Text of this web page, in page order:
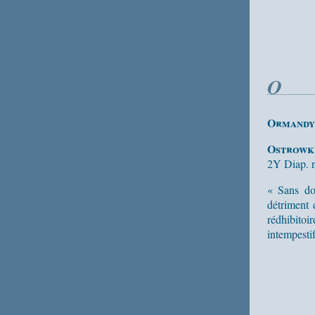
O
Ormandy
2Y Diap.
« Sans
détriment